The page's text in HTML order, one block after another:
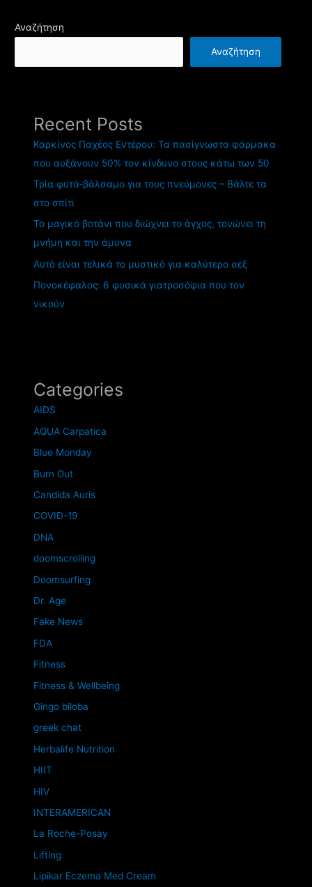
Αναζήτηση
Αναζήτηση
Recent Posts
Καρκίνος Παχέος Εντέρου: Τα πασίγνωστα φάρμακα
που αυξάνουν 50% τον κίνδυνο στους κάτω των 50
Τρία φυτά-βάλσαμο για τους πνεύμονες – Βάλτε τα
στο σπίτι
Το μαγικό βοτάνι που διώχνει το άγχος, τονώνει τη
μνήμη και την άμυνα
Αυτό είναι τελικά το μυστικό για καλύτερο σεξ
Πονοκέφαλος: 6 φυσικά γιατροσόφια που τον
νικούν
Categories
AIDS
AQUA Carpatica
Blue Monday
Burn Out
Candida Auris
COVID-19
DNA
doomscrolling
Doomsurfing
Dr. Age
Fake News
FDA
Fitness
Fitness & Wellbeing
Gingo biloba
greek chat
Herbalife Nutrition
HIIT
HIV
INTERAMERICAN
La Roche-Posay
Lifting
Lipikar Eczema Med Cream